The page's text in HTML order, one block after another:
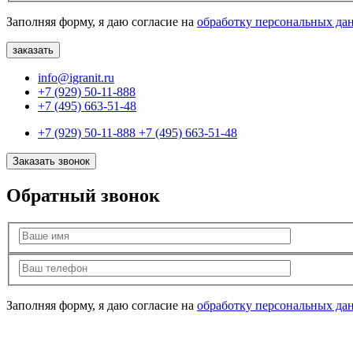
Заполняя форму, я даю согласие на обработку персональных
info@igranit.ru
+7 (929) 50-11-888
+7 (495) 663-51-48
+7 (929) 50-11-888 +7 (495) 663-51-48
Заказать звонок
Обратный звонок
Заполняя форму, я даю согласие на обработку персональных